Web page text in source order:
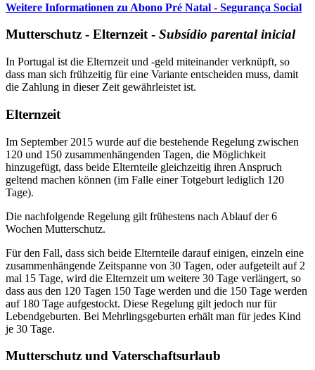
Weitere Informationen zu Abono Pré Natal - Segurança Social
Mutterschutz - Elternzeit - Subsídio parental inicial
In Portugal ist die Elternzeit und -geld miteinander verknüpft, so
dass man sich frühzeitig für eine Variante entscheiden muss, damit
die Zahlung in dieser Zeit gewährleistet ist.
Elternzeit
Im September 2015 wurde auf die bestehende Regelung zwischen
120 und 150 zusammenhängenden Tagen, die Möglichkeit
hinzugefügt, dass beide Elternteile gleichzeitig ihren Anspruch
geltend machen können (im Falle einer Totgeburt lediglich 120
Tage).
Die nachfolgende Regelung gilt frühestens nach Ablauf der 6
Wochen Mutterschutz.
Für den Fall, dass sich beide Elternteile darauf einigen, einzeln eine
zusammenhängende Zeitspanne von 30 Tagen, oder aufgeteilt auf 2
mal 15 Tage, wird die Elternzeit um weitere 30 Tage verlängert, so
dass aus den 120 Tagen 150 Tage werden und die 150 Tage werden
auf 180 Tage aufgestockt. Diese Regelung gilt jedoch nur für
Lebendgeburten. Bei Mehrlingsgeburten erhält man für jedes Kind
je 30 Tage.
Mutterschutz und Vaterschaftsurlaub